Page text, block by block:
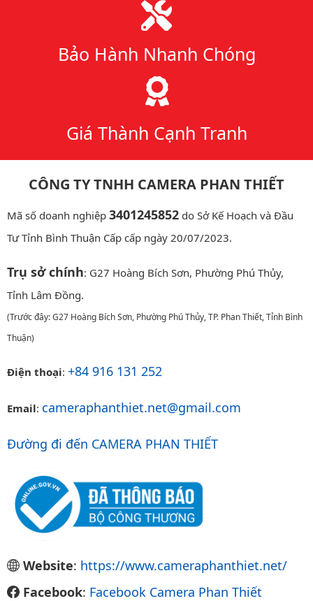
Bảo Hành Nhanh Chóng
Giá Thành Cạnh Tranh
CÔNG TY TNHH CAMERA PHAN THIẾT
Mã số doanh nghiệp 3401245852 do Sở Kế Hoạch và Đầu
Tư Tỉnh Bình Thuận Cấp cấp ngày 20/07/2023.
Trụ sở chính: G27 Hoàng Bích Sơn, Phường Phú Thủy,
Tỉnh Lâm Đồng.
(Trước đây: G27 Hoàng Bích Sơn, Phường Phú Thủy, TP. Phan Thiết, Tỉnh Bình
Thuận)
Điện thoại: +84 916 131 252
Email: cameraphanthiet.net@gmail.com
Đường đi đến CAMERA PHAN THIẾT
Website: https://www.cameraphanthiet.net/
Facebook: Facebook Camera Phan Thiết